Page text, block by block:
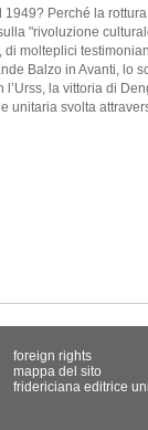
Perché la
"rivoluzione
molteplici
Balzo in Avanti, lo
la vittoria di
unitaria svolta
foreign rights
mappa del sito
fridericiana editrice